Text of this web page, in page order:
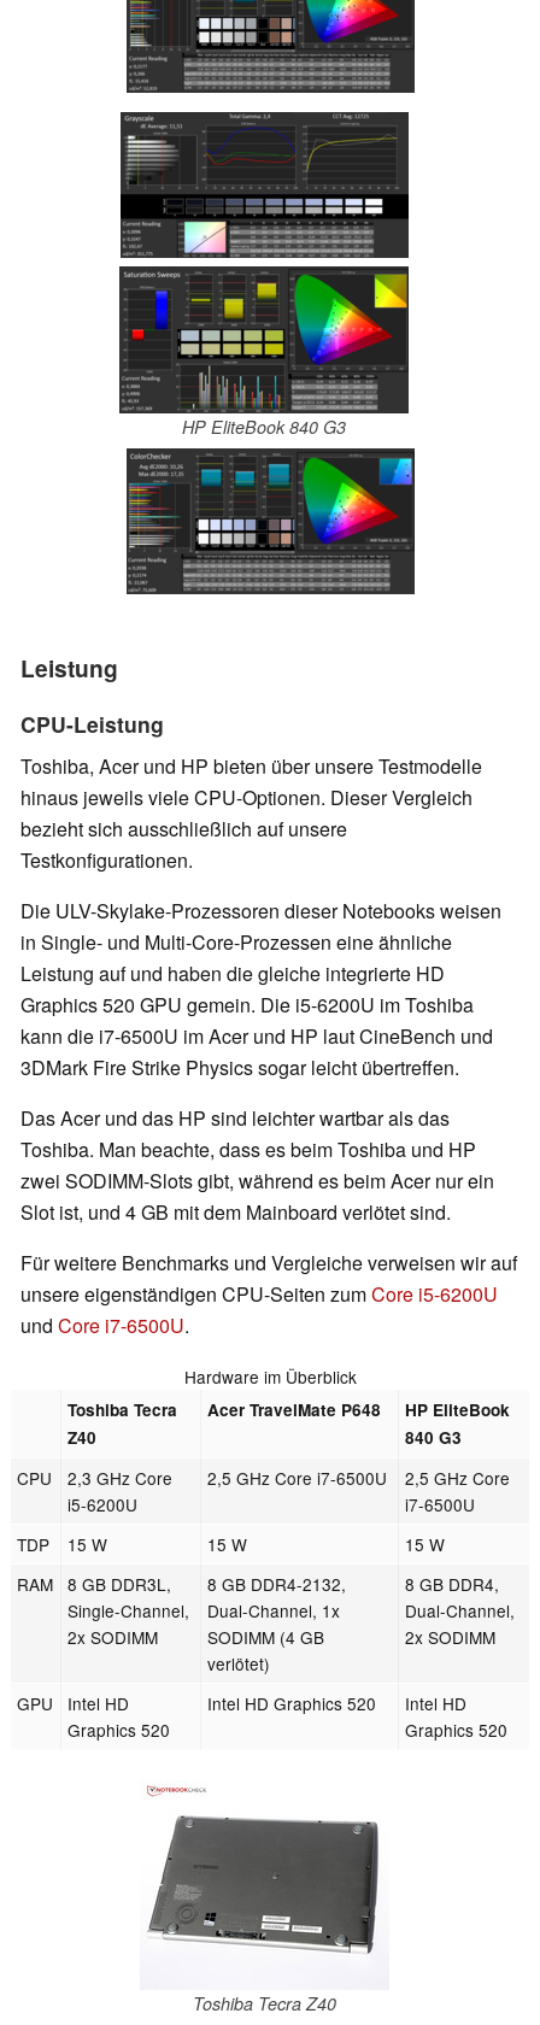
HP EliteBook 840 G3
Leistung
CPU-Leistung
Toshiba, Acer und HP bieten über unsere Testmodelle
hinaus jeweils viele CPU-Optionen. Dieser Vergleich
bezieht sich ausschließlich auf unsere
Testkonfigurationen.
Die ULV-Skylake-Prozessoren dieser Notebooks weisen
in Single- und Multi-Core-Prozessen eine ähnliche
Leistung auf und haben die gleiche integrierte HD
Graphics 520 GPU gemein. Die i5-6200U im Toshiba
kann die i7-6500U im Acer und HP laut CineBench und
3DMark Fire Strike Physics sogar leicht übertreffen.
Das Acer und das HP sind leichter wartbar als das
Toshiba. Man beachte, dass es beim Toshiba und HP
zwei SODIMM-Slots gibt, während es beim Acer nur ein
Slot ist, und 4 GB mit dem Mainboard verlötet sind.
Für weitere Benchmarks und Vergleiche verweisen wir auf
unsere eigenständigen CPU-Seiten zumCore i5-6200U
und Core i7-6500U.
Hardware im Überblick
Toshiba Tecra
Z40
Acer TravelMate P648
HP EliteBook
840 G3
CPU
2,3 GHz Core
i5-6200U
2,5 GHz Core i7-6500U
2,5 GHz Core
i7-6500U
TDP
15 W 15 W
15 W
RAM
8 GB DDR3L,
Single-Channel,
2x SODIMM
8 GB DDR4-2132,
Dual-Channel, 1x
SODIMM (4 GB
verlötet)
8 GB DDR4,
Dual-Channel,
2x SODIMM
GPU
Intel HD
Graphics 520
Intel HD Graphics 520
Intel HD
Graphics 520
Toshiba Tecra Z40